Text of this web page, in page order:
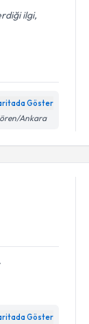
ilgi,
Göster
Ankara
Göster